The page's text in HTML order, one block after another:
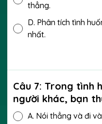
thẳng.
D. Phân tích tình
nhất.
Câu 7: Trong tình
người khác, bạn
A. Nói thẳng và đi